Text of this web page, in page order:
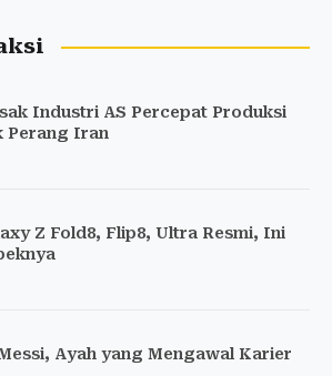
Industri AS Percepat Produksi
Perang Iran
Z Fold8, Flip8, Ultra Resmi, Ini
Ayah yang Mengawal Karier